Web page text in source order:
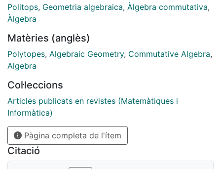
supports. We obtain an analogous product formula for
some of the initial parts of the principal minors of the
subdivision of a polytope. Applying these results, we
prove that under suitable hypothesis, the sparse
resultant can be computed as the quotient of the
principal minors. This generalizes the classical
Macaulay formula for the homogeneous resultant and
confirms a conjecture of Canny and Emiris.
Politops, Geometria algebraica, Àlgebra commutativa,
Àlgebra
Matèries (anglès)
Polytopes, Algebraic Geometry, Commutative Algebra,
Algebra
Col·leccions
Articles publicats en revistes (Matemàtiques i
Informàtica)
Pàgina completa de l'ítem
Citació